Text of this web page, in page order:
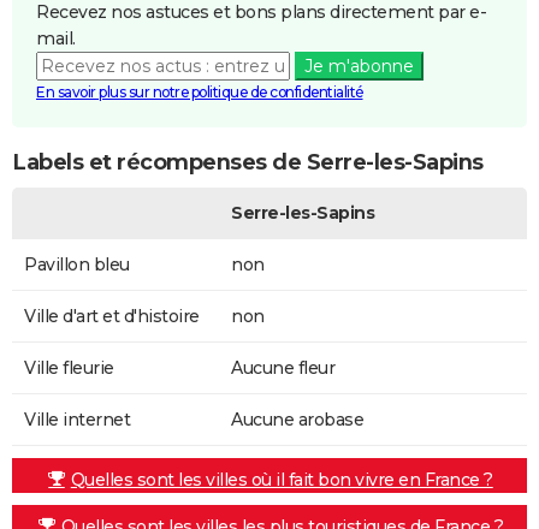
Recevez nos astuces et bons plans directement par e-
mail.
Je m'abonne
En savoir plus sur notre politique de confidentialité
Labels et récompenses de Serre-les-Sapins
Serre-les-Sapins
Pavillon bleu non
Ville d'art et d'histoire non
Ville fleurie Aucune fleur
Ville internet Aucune arobase
Quelles sont les villes où il fait bon vivre en France ?